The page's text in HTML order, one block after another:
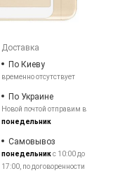
Доставка
По Киеву
временно отсутствует
По Украине
Новой почтой отправим в
понедельник
Самовывоз
понедельникс 10:00 до
17:00, по договоренности